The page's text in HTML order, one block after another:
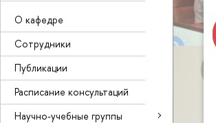
О кафедре
Сотрудники
Публикации
Расписание консультаций
Научно-учебные группы